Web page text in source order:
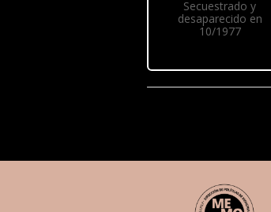
Secuestrado y
desaparecido en
10/1977